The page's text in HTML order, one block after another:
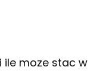
ile moze stac w